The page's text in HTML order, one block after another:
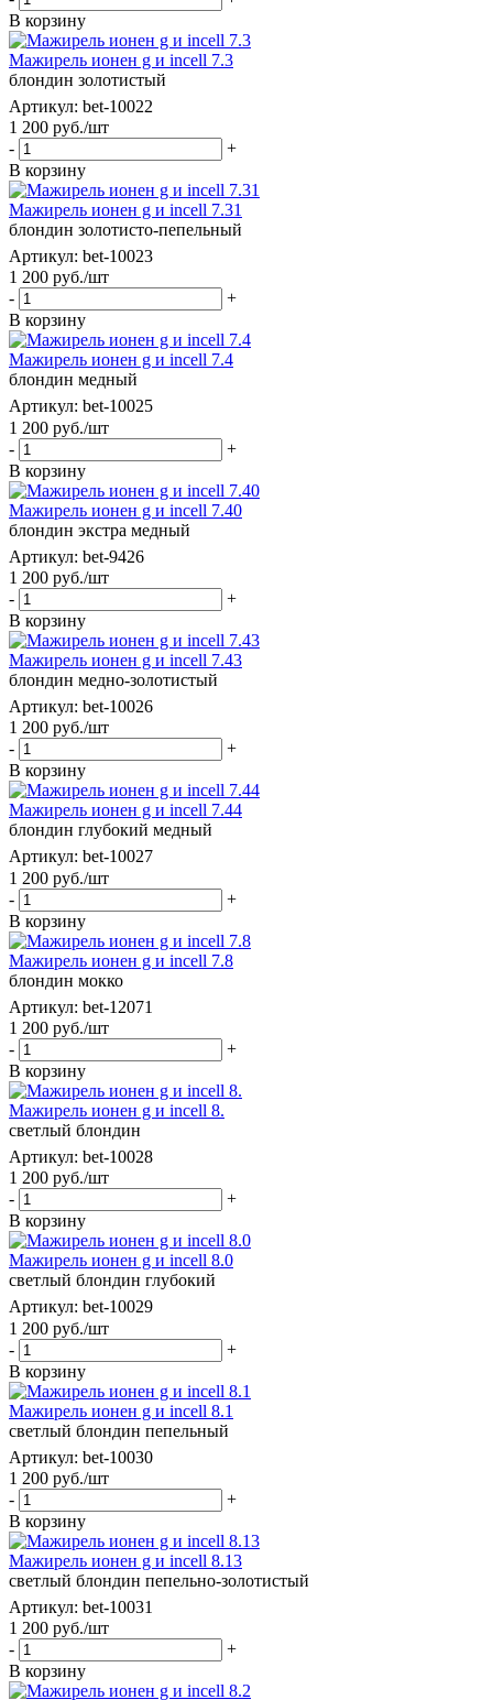
В корзину
Мажирель ионен g и incell 7.3
блондин золотистый
Артикул: bet-10022
1 200 руб./шт
-
+
В корзину
Мажирель ионен g и incell 7.31
блондин золотисто-пепельный
Артикул: bet-10023
1 200 руб./шт
-
+
В корзину
Мажирель ионен g и incell 7.4
блондин медный
Артикул: bet-10025
1 200 руб./шт
-
+
В корзину
Мажирель ионен g и incell 7.40
блондин экстра медный
Артикул: bet-9426
1 200 руб./шт
-
+
В корзину
Мажирель ионен g и incell 7.43
блондин медно-золотистый
Артикул: bet-10026
1 200 руб./шт
-
+
В корзину
Мажирель ионен g и incell 7.44
блондин глубокий медный
Артикул: bet-10027
1 200 руб./шт
-
+
В корзину
Мажирель ионен g и incell 7.8
блондин мокко
Артикул: bet-12071
1 200 руб./шт
-
+
В корзину
Мажирель ионен g и incell 8.
светлый блондин
Артикул: bet-10028
1 200 руб./шт
-
+
В корзину
Мажирель ионен g и incell 8.0
светлый блондин глубокий
Артикул: bet-10029
1 200 руб./шт
-
+
В корзину
Мажирель ионен g и incell 8.1
светлый блондин пепельный
Артикул: bet-10030
1 200 руб./шт
-
+
В корзину
Мажирель ионен g и incell 8.13
светлый блондин пепельно-золотистый
Артикул: bet-10031
1 200 руб./шт
-
+
В корзину